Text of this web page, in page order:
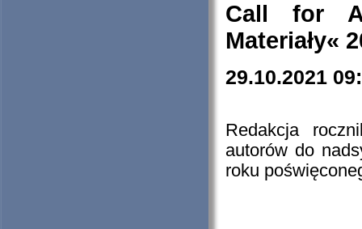
Call for
Materiały«
29.10.2021
Redakcja
autorów do
roku